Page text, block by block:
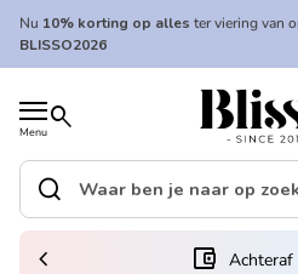
Overslaan naar inhoud
Nu 10% korting op alles ter viering van
BLISSO2026
Menu search
Home
Home
Zoek op"
search
(link opent in nieuw tabblad/
account_balance_wallet Achteraf
chevron_left